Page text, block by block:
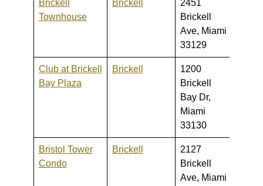
Brickell
Townhouse
Brickell
2451
Brickell
Ave, Miami
33129
Club at Brickell
Bay Plaza
Brickell
1200
Brickell
Bay Dr,
Miami
33130
Bristol Tower
Condo
Brickell
2127
Brickell
Ave, Miami